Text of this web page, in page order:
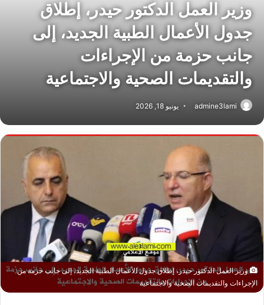
وزير العمل الدكتور حيدر، إطلاق
جدول الأعمال الطبية الجديد، إلى
جانب حزمة من الإجراءات
والتقديمات الصحية والاجتماعية
admine3lami يونيو 18, 2026
وزير العمل الدكتور حيدر، إطلاق جدول الأعمال الطبية الجديد، إلى جانب حزمة من
الإجراءات والتقديمات الصحية والاجتماعية